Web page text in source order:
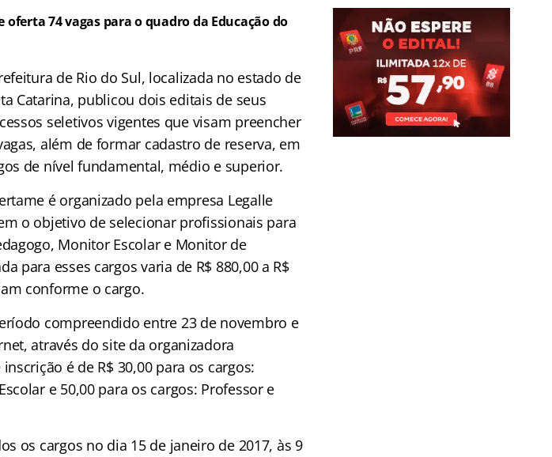
74 vagas para o quadro da Educação do
de Rio do Sul, localizada no estado de
Catarina, publicou dois editais de seus
seletivos vigentes que visam preencher
além de formar cadastro de reserva, em
de nível fundamental, médio e superior.
é organizado pela empresa Legalle
o objetivo de selecionar profissionais para
Monitor Escolar e Monitor de
para esses cargos varia de R$ 880,00 a R$
conforme o cargo.
compreendido entre 23 de novembro e
através do site da organizadora
é de R$ 30,00 para os cargos:
e 50,00 para os cargos: Professor e
os cargos no dia 15 de janeiro de 2017, às 9